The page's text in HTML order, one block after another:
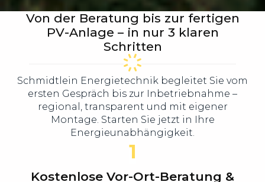
Von der Beratung bis zur fertigen
PV-Anlage – in nur 3 klaren
Schritten
Schmidtlein Energietechnik begleitet Sie vom
ersten Gespräch bis zur Inbetriebnahme –
regional, transparent und mit eigener
Montage. Starten Sie jetzt in Ihre
Energieunabhängigkeit.
1
Kostenlose Vor-Ort-Beratung &